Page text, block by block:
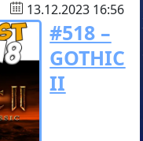
13.12.2023 16:56
#518 –
GOTHIC
II